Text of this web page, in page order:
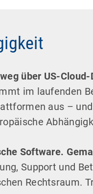
über US-
im laufenden
aus –
Software.
Support und
Rechtsraum.